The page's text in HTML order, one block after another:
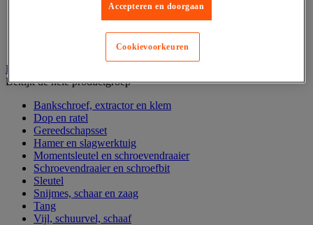
Assortimentsdoos en gereedschapkoffer
Gereedschapskist en opbergtas
Gereedschapskoffer en versterkte kist
Verrijdbare werktafel
Handgereedschap
Bekijk de hele productgroep
Bankschroef, extractor en klem
Dop en ratel
Gereedschapsset
Hamer en slagwerktuig
Momentsleutel en schroevendraaier
Schroevendraaier en schroefbit
Sleutel
Snijmes, schaar en zaag
Tang
Vijl, schuurvel, schaaf
Accepteren en doorgaan
Cookievoorkeuren